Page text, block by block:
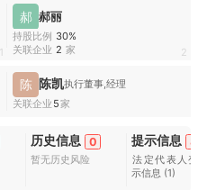
1
郝 郝丽
持股比例 30%
关联企业 2 家 2
陈 陈凯执行董事,经理
关联企业 5家
历史信息 0
暂无历史风险
提示信息 8
法定代表人
示信息 (1)